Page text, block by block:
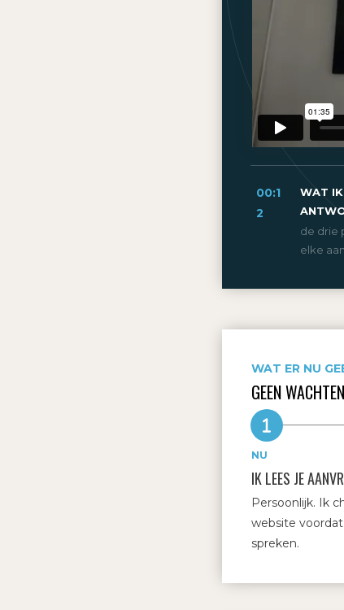
00:1
2
WAT IK
de drie
elke
WAT ER NU
GEEN
NU
IK LEES JE
Persoonlijk. Ik
website
spreken.